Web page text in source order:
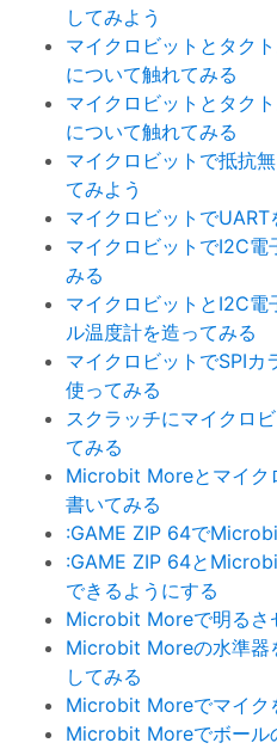
してみよう
マイクロビットとタク
について触れてみる
マイクロビットとタク
について触れてみる
マイクロビットで抵抗
てみよう
マイクロビットでUART
マイクロビットでI2C電
みる
マイクロビットとI2C電
ル温度計を造ってみる
マイクロビットでSPIカ
使ってみる
スクラッチにマイクロ
てみる
Microbit Moreとマイク
書いてみる
:GAME ZIP 64で
:GAME ZIP 64と
できるようにする
Microbit Moreで明るさ
Microbit Moreの水準器
してみる
Microbit Moreでマイク
Microbit Moreでボール